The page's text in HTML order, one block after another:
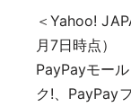
＜Yahoo!
月7日時点）
PayPayモー
ク!、PayPay